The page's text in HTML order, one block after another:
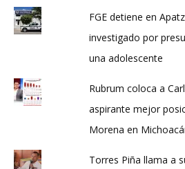
FGE detiene en
investigado por
una adolescente
Rubrum coloca a
aspirante mejor
Morena en
Torres Piña llama a